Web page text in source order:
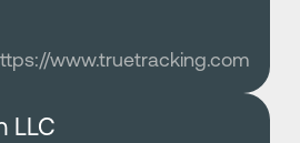
www.truetracking.com
LLC